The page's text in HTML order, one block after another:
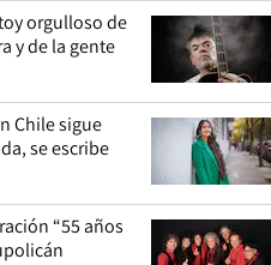
orgulloso de
y de la gente
Chile sigue
se escribe
“55 años